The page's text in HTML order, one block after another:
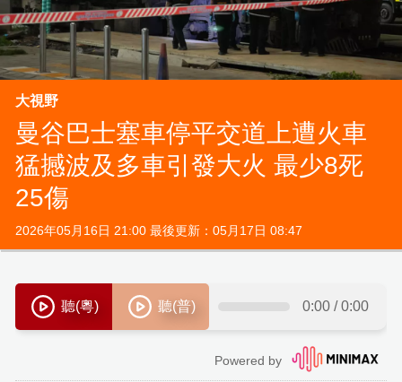
大視野
曼谷巴士塞車停平交道上遭火車
猛撼波及多車引發大火 最少8死
25傷
2026年05月16日 21:00 最後更新：05月17日 08:47